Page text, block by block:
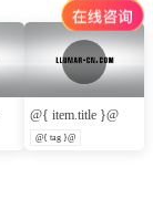
@{ item.title }@
@{ tag }@